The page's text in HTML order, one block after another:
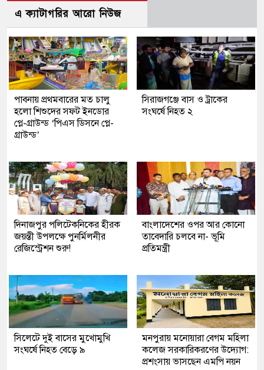
এ ক্যাটাগরির আরো নিউজ
পাবনায় প্রথমবারের মত চালু
হলো শিশুদের সফট ইনডোর
প্লে-গ্রাউন্ড ‘পিএস ডিসনে প্লে-
গ্রাউন্ড’
সিরাজগঞ্জে বাস ও ট্রাকের
সংঘর্ষে নিহত ২
দিনাজপুর পলিটেকনিকের হীরক
জয়ন্তী উপলক্ষে পুনর্মিলনীর
রেজিস্ট্রেশন শুরু!
বাংলাদেশের ওপর আর কোনো
তাবেদারি চলবে না- ভূমি
প্রতিমন্ত্রী
সিলেটে দুই বাসের মুখোমুখি
সংঘর্ষে নিহত বেড়ে ৯
মনপুরায় মনোয়ারা বেগম মহিলা
কলেজ সরকারিকরণের উদ্যোগ:
প্রশংসায় ভাসছেন এমপি নয়ন